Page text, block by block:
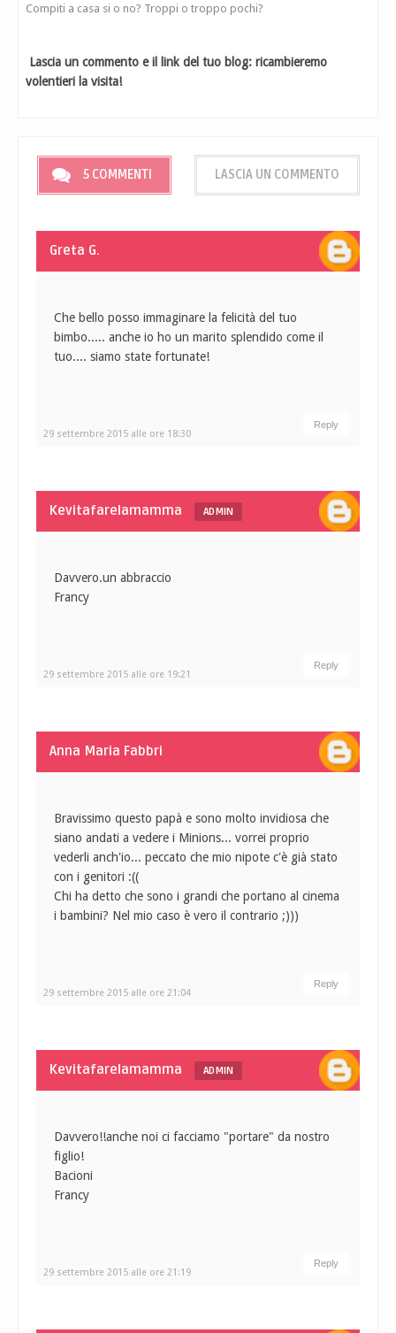
Compiti a casa si o no? Troppi o troppo pochi?
Lascia un commento e il link del tuo blog: ricambieremo
volentieri la visita!
5 COMMENTI LASCIA UN COMMENTO
Greta G.
29 settembre 2015 alle ore 18:30
Che bello posso immaginare la felicità del tuo
bimbo..... anche io ho un marito splendido come il
tuo.... siamo state fortunate!
Reply
Kevitafarelamamma ADMIN
29 settembre 2015 alle ore 19:21
Davvero.un abbraccio
Francy
Reply
Anna Maria Fabbri
29 settembre 2015 alle ore 21:04
Bravissimo questo papà e sono molto invidiosa che
siano andati a vedere i Minions... vorrei proprio
vederli anch'io... peccato che mio nipote c'è già stato
con i genitori :((
Chi ha detto che sono i grandi che portano al cinema
i bambini? Nel mio caso è vero il contrario ;)))
Reply
Kevitafarelamamma ADMIN
29 settembre 2015 alle ore 21:19
Davvero!!anche noi ci facciamo "portare" da nostro
figlio!
Bacioni
Francy
Reply